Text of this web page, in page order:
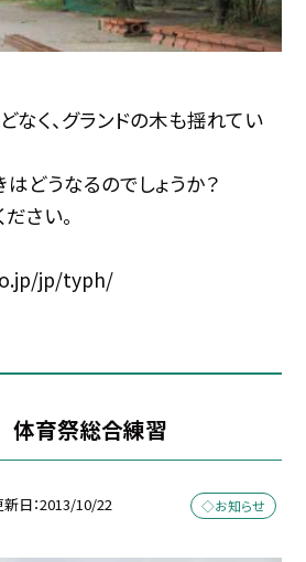
なく、グランドの木も揺れてい
どうなるのでしょうか？
さい。
jp/typh/
体育祭総合練習
新日 2013/10/22 ◇お知らせ